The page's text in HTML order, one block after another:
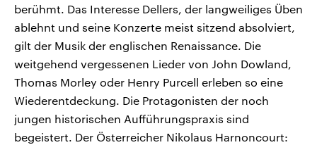
berühmt. Das Interesse Dellers, der langweiliges Üben
ablehnt und seine Konzerte meist sitzend absolviert,
gilt der Musik der englischen Renaissance. Die
weitgehend vergessenen Lieder von John Dowland,
Thomas Morley oder Henry Purcell erleben so eine
Wiederentdeckung. Die Protagonisten der noch
jungen historischen Aufführungspraxis sind
begeistert. Der Österreicher Nikolaus Harnoncourt: